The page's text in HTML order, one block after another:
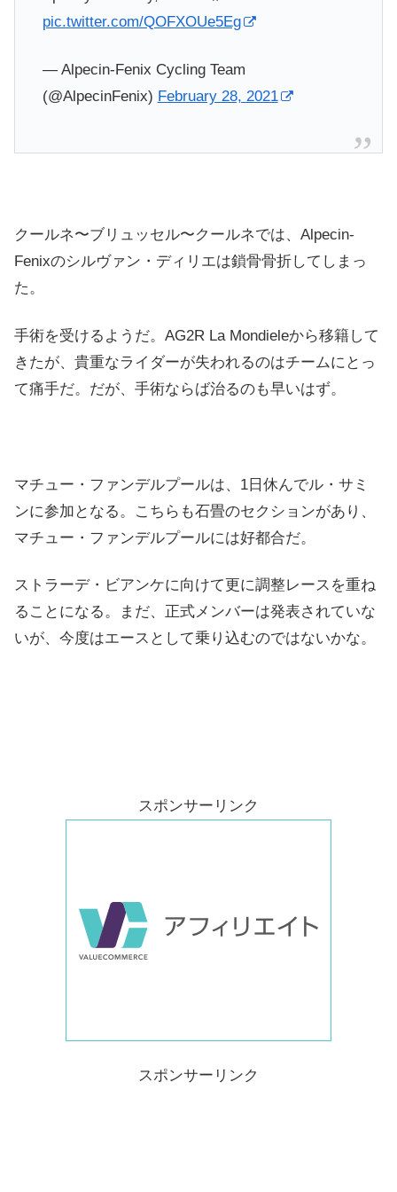
pic.twitter.com/QOFXOUe5Eg
— Alpecin-Fenix Cycling Team
(@AlpecinFenix) February 28, 2021
クールネ〜ブリュッセル〜クールネでは、Alpecin-
Fenixのシルヴァン・ディリエは鎖骨骨折してしまっ
た。
手術を受けるようだ。AG2R La Mondieleから移籍して
きたが、貴重なライダーが失われるのはチームにとっ
て痛手だ。だが、手術ならば治るのも早いはず。
マチュー・ファンデルプールは、1日休んでル・サミ
ンに参加となる。こちらも石畳のセクションがあり、
マチュー・ファンデルプールには好都合だ。
ストラーデ・ビアンケに向けて更に調整レースを重ね
ることになる。まだ、正式メンバーは発表されていな
いが、今度はエースとして乗り込むのではないかな。
スポンサーリンク
スポンサーリンク